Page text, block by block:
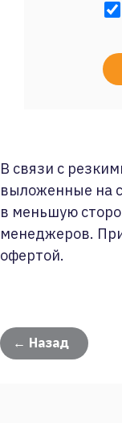
В связи с
выложенные на
в меньшую
менеджеров.
офертой.
← Назад